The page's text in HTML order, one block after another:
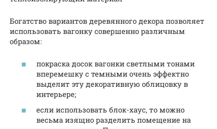
Богатство вариантов деревянного декора позволяет
использовать вагонку совершенно различным
образом:
покраска досок вагонки светлыми тонами
вперемешку с темными очень эффектно
выделит эту декоративную облицовку в
интерьере;
если использовать блок-хаус, то можно
весьма изящно разделить помещение на